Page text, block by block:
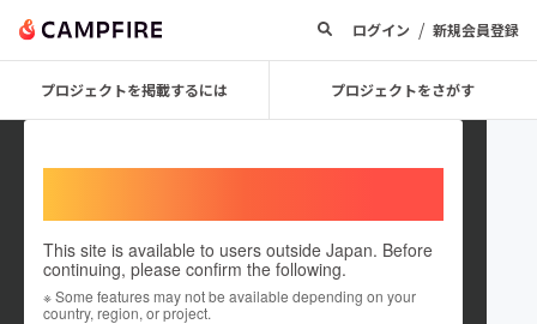
ログイン / 新規会員登録
プロジェクトを掲載するには プロジェクトをさがす
This site is available to users outside Japan. Before
continuing, please confirm the following.
※ Some features may not be available depending on your
country, region, or project.
ihsoyika